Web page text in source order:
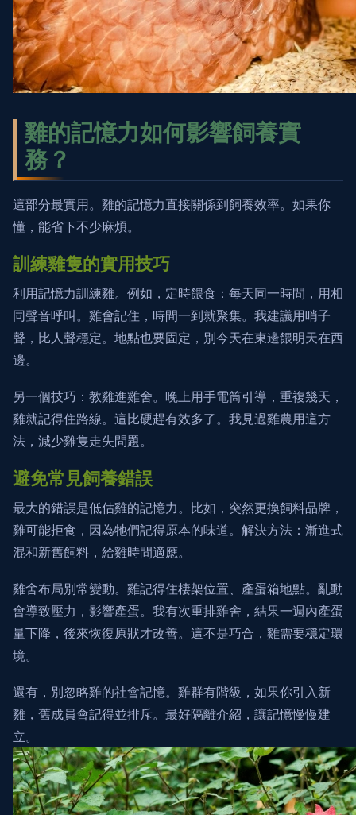
雞的記憶力如何影響飼養實
務？
這部分最實用。雞的記憶力直接關係到飼養效率。如果你
懂，能省下不少麻煩。
訓練雞隻的實用技巧
利用記憶力訓練雞。例如，定時餵食：每天同一時間，用相
同聲音呼叫。雞會記住，時間一到就聚集。我建議用哨子
聲，比人聲穩定。地點也要固定，別今天在東邊餵明天在西
邊。
另一個技巧：教雞進雞舍。晚上用手電筒引導，重複幾天，
雞就記得住路線。這比硬趕有效多了。我見過雞農用這方
法，減少雞隻走失問題。
避免常見飼養錯誤
最大的錯誤是低估雞的記憶力。比如，突然更換飼料品牌，
雞可能拒食，因為牠們記得原本的味道。解決方法：漸進式
混和新舊飼料，給雞時間適應。
雞舍布局別常變動。雞記得住棲架位置、產蛋箱地點。亂動
會導致壓力，影響產蛋。我有次重排雞舍，結果一週內產蛋
量下降，後來恢復原狀才改善。這不是巧合，雞需要穩定環
境。
還有，別忽略雞的社會記憶。雞群有階級，如果你引入新
雞，舊成員會記得並排斥。最好隔離介紹，讓記憶慢慢建
立。